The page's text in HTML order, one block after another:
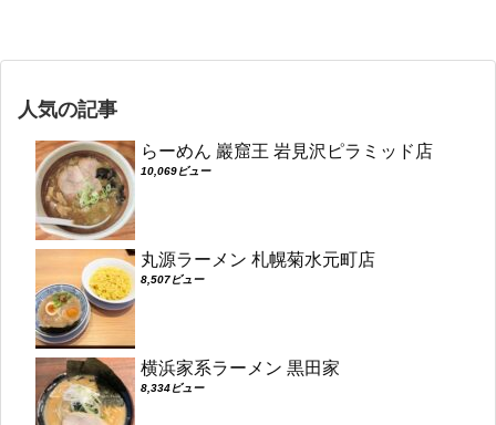
人気の記事
らーめん 巖窟王 岩見沢ピラミッド店
10,069ビュー
丸源ラーメン 札幌菊水元町店
8,507ビュー
横浜家系ラーメン 黒田家
8,334ビュー